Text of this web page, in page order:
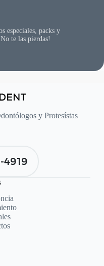
especiales, packs y
te las pierdas!
y Protesístas
4919